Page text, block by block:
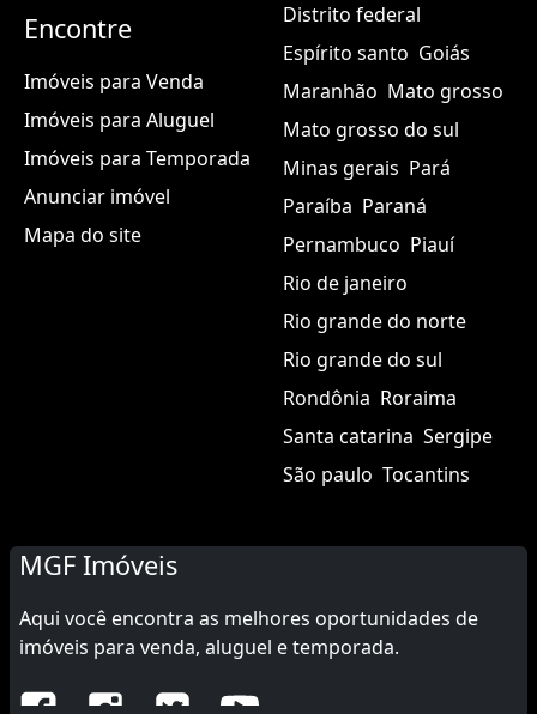
Encontre
Imóveis para Venda
Imóveis para Aluguel
Imóveis para Temporada
Anunciar imóvel
Mapa do site
Distrito federal
Espírito santo Goiás
Maranhão Mato grosso
Mato grosso do sul
Minas gerais Pará
Paraíba Paraná
Pernambuco Piauí
Rio de janeiro
Rio grande do norte
Rio grande do sul
Rondônia Roraima
Santa catarina Sergipe
São paulo Tocantins
MGF Imóveis
Aqui você encontra as melhores oportunidades de
imóveis para venda, aluguel e temporada.